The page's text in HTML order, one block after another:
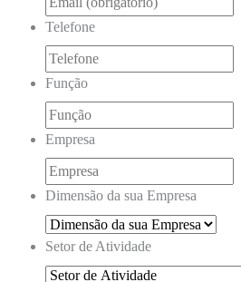
Telefone
Função
Empresa
Dimensão da sua Empresa
Setor de Atividade